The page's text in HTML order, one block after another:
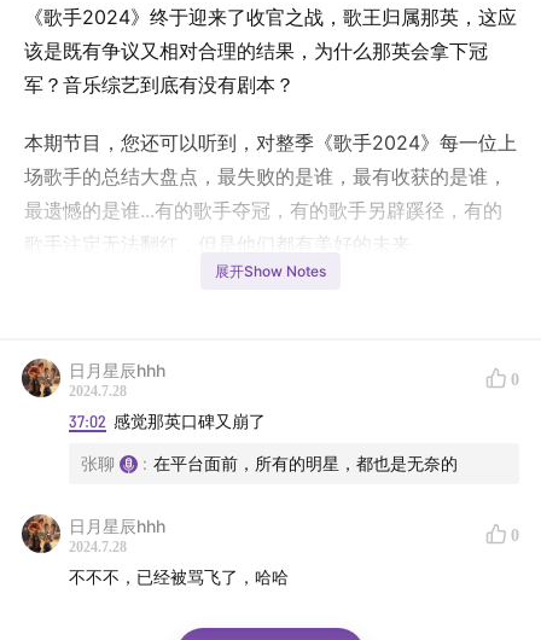
《歌手2024》终于迎来了收官之战，歌王归属那英，这应
该是既有争议又相对合理的结果，为什么那英会拿下冠
军？音乐综艺到底有没有剧本？
本期节目，您还可以听到，对整季《歌手2024》每一位上
场歌手的总结大盘点，最失败的是谁，最有收获的是谁，
最遗憾的是谁...有的歌手夺冠，有的歌手另辟蹊径，有的
歌手注定无法翻红，但是他们都有美好的未来。
展开Show Notes
日月星辰hhh
2024.7.28
0
37:02 感觉那英口碑又崩了
张聊 : 在平台面前，所有的明星，都也是无奈的
日月星辰hhh
2024.7.28
0
不不不，已经被骂飞了，哈哈